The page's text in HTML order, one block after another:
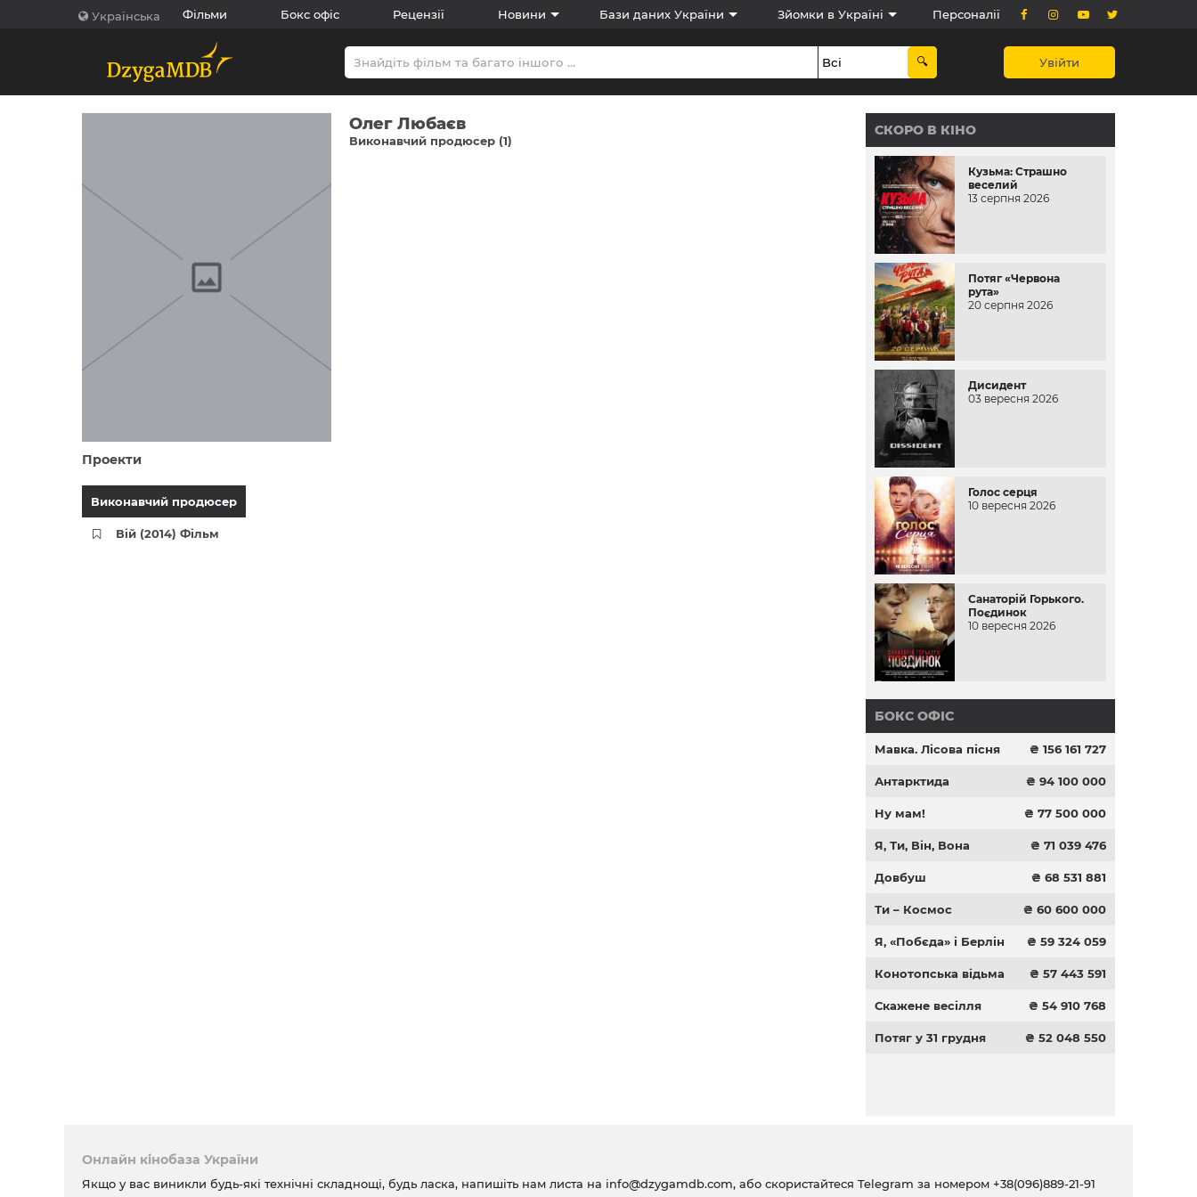
Українська Фільми Бокс офіс Рецензії Новини Бази даних України Зйомки в Україні Персоналії
Увійти
Олег Любаєв
Виконавчий продюсер (1)
Проекти
Виконавчий продюсер
Вій (2014) Фільм
СКОРО В КІНО
Кузьма: Страшно
веселий
13 серпня 2026
Потяг «Червона
рута»
20 серпня 2026
Дисидент
03 вересня 2026
Голос серця
10 вересня 2026
Санаторій Горького.
Поєдинок
10 вересня 2026
БОКС ОФІС
Мавка. Лісова пісня ₴ 156 161 727
Антарктида ₴ 94 100 000
Ну мам! ₴ 77 500 000
Я, Ти, Він, Вона ₴ 71 039 476
Довбуш ₴ 68 531 881
Ти – Космос ₴ 60 600 000
Я, «Побєда» і Берлін ₴ 59 324 059
Конотопська відьма ₴ 57 443 591
Скажене весілля ₴ 54 910 768
Потяг у 31 грудня ₴ 52 048 550
Онлайн кінобаза України
Якщо у вас виникли будь-які технічні складнощі, будь ласка, напишіть нам листа на info@dzygamdb.com, або скористайтеся Telegram за номером +38(096)889-21-91